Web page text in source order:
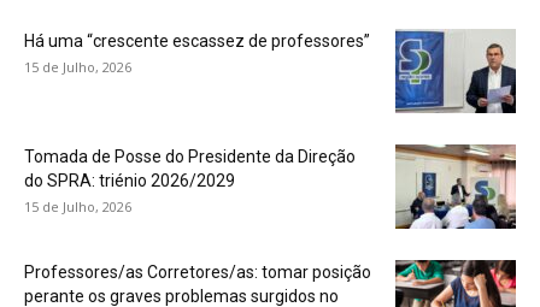
Há uma “crescente escassez de professores”
15 de Julho, 2026
Tomada de Posse do Presidente da Direção
do SPRA: triénio 2026/2029
15 de Julho, 2026
Professores/as Corretores/as: tomar posição
perante os graves problemas surgidos no